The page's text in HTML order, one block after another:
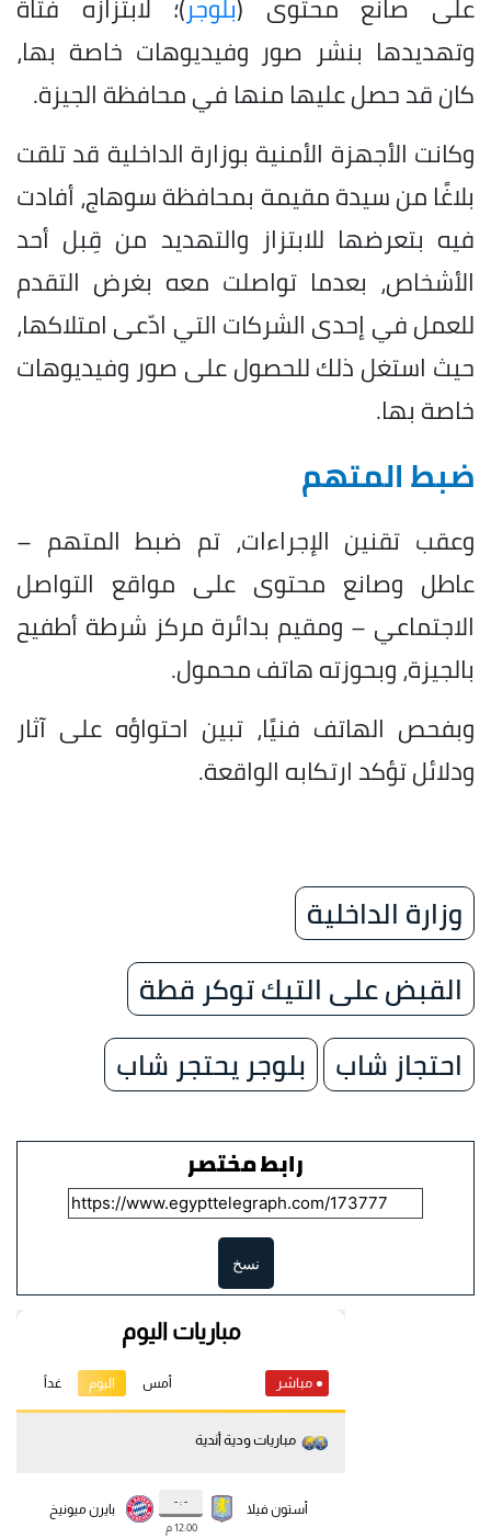
وتهديدها بنشر صور وفيديوهات خاصة بها،
كان قد حصل عليها منها في محافظة الجيزة.
وكانت الأجهزة الأمنية بوزارة الداخلية قد تلقت
بلاغًا من سيدة مقيمة بمحافظة سوهاج، أفادت
فيه بتعرضها للابتزاز والتهديد من قِبل أحد
الأشخاص، بعدما تواصلت معه بغرض التقدم
للعمل في إحدى الشركات التي ادّعى امتلاكها،
حيث استغل ذلك للحصول على صور وفيديوهات
خاصة بها.
ضبط المتهم
وعقب تقنين الإجراءات، تم ضبط المتهم –
عاطل وصانع محتوى على مواقع التواصل
الاجتماعي – ومقيم بدائرة مركز شرطة أطفيح
بالجيزة، وبحوزته هاتف محمول.
وبفحص الهاتف فنيًا، تبين احتواؤه على آثار
ودلائل تؤكد ارتكابه الواقعة.
وزارة الداخلية
القبض على التيك توكر قطة
احتجاز شاب
بلوجر يحتجر شاب
رابط مختصر
نسخ